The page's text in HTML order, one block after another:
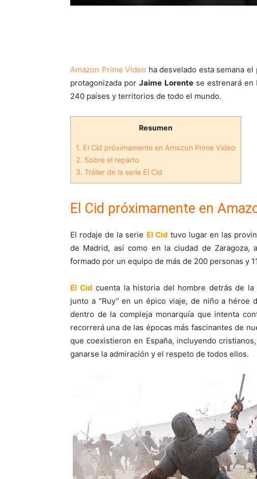
Amazon Prime Video ha desvelado esta semana
protagonizada porJaime Lorentese estrenará en
240 países y territorios de todo el mundo.
Resumen
1. El Cid próximamente en Amazon Prime Video
2. Sobre el reparto
3. Tráiler de la serie El Cid
El Cid próximamente en
El rodaje de la serie El Cid tuvo lugar en las
de Madrid, así como en la ciudad de Zaragoza,
formado por un equipo de más de 200 personas y
El Cid cuenta la historia del hombre detrás de
junto a “Ruy” en un épico viaje, de niño a
dentro de la compleja monarquía que intenta
recorrerá una de las épocas más fascinantes de
que coexistieron en España, incluyendo
ganarse la admiración y el respeto de todos ellos.